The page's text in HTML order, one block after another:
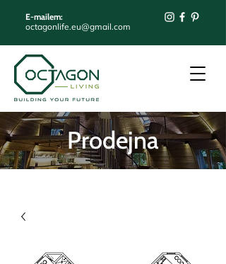
E-mailem:
octagonlife.eu@gmail.com
Prodejna